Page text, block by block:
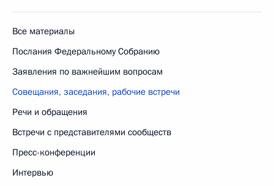
Все материалы
Послания Федеральному Собранию
Заявления по важнейшим вопросам
Совещания, заседания, рабочие встречи
Речи и обращения
Встречи с представителями сообществ
Пресс-конференции
Интервью